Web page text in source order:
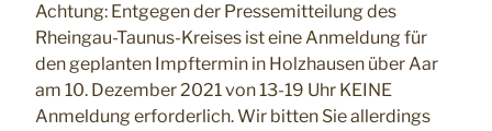
Achtung: Entgegen der Pressemitteilung des
Rheingau-Taunus-Kreises ist eine Anmeldung für
den geplanten Impftermin in Holzhausen über Aar
am 10. Dezember 2021 von 13-19 Uhr KEINE
Anmeldung erforderlich. Wir bitten Sie allerdings